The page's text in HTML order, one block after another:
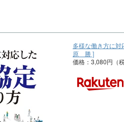
多様な働き方に
原 勝 ]
価格：3,080円（